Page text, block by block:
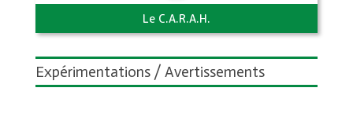
Le C.A.R.A.H.
Expérimentations / Avertissements